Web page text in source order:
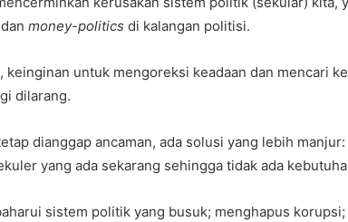
money-politics di kalangan politisi.
keinginan untuk mengoreksi keadaan dan mencari
dilarang.
dianggap ancaman, ada solusi yang lebih
yang ada sekarang sehingga tidak ada
sistem politik yang busuk; menghapus